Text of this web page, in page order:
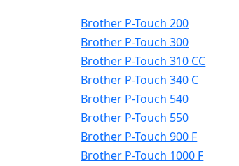
Brother P-Touch 200
Brother P-Touch 300
Brother P-Touch 310 CC
Brother P-Touch 340 C
Brother P-Touch 540
Brother P-Touch 550
Brother P-Touch 900 F
Brother P-Touch 1000 F